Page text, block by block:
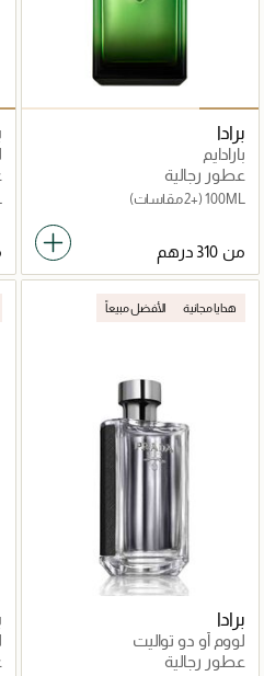
برادا
بارادايم
عطور رجالية
100ML (+2 مقاسات)
من
هدايا مجانية الأفضل مبيعاً
برادا
لووم أو دو تواليت
عطور رجالية